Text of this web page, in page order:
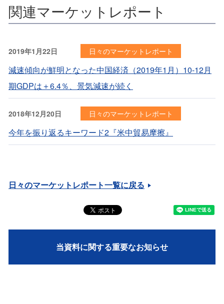
関連マーケットレポート
2019年1月22日 日々のマーケットレポート
減速傾向が鮮明となった中国経済（2019年1月）10-12月
期GDPは＋6.4％、景気減速が続く
2018年12月20日 日々のマーケットレポート
今年を振り返るキーワード2『米中貿易摩擦』
日々のマーケットレポート一覧に戻る
当資料に関する重要なお知らせ